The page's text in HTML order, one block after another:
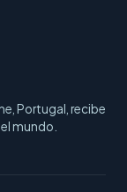
Portugal, recibe
mundo.